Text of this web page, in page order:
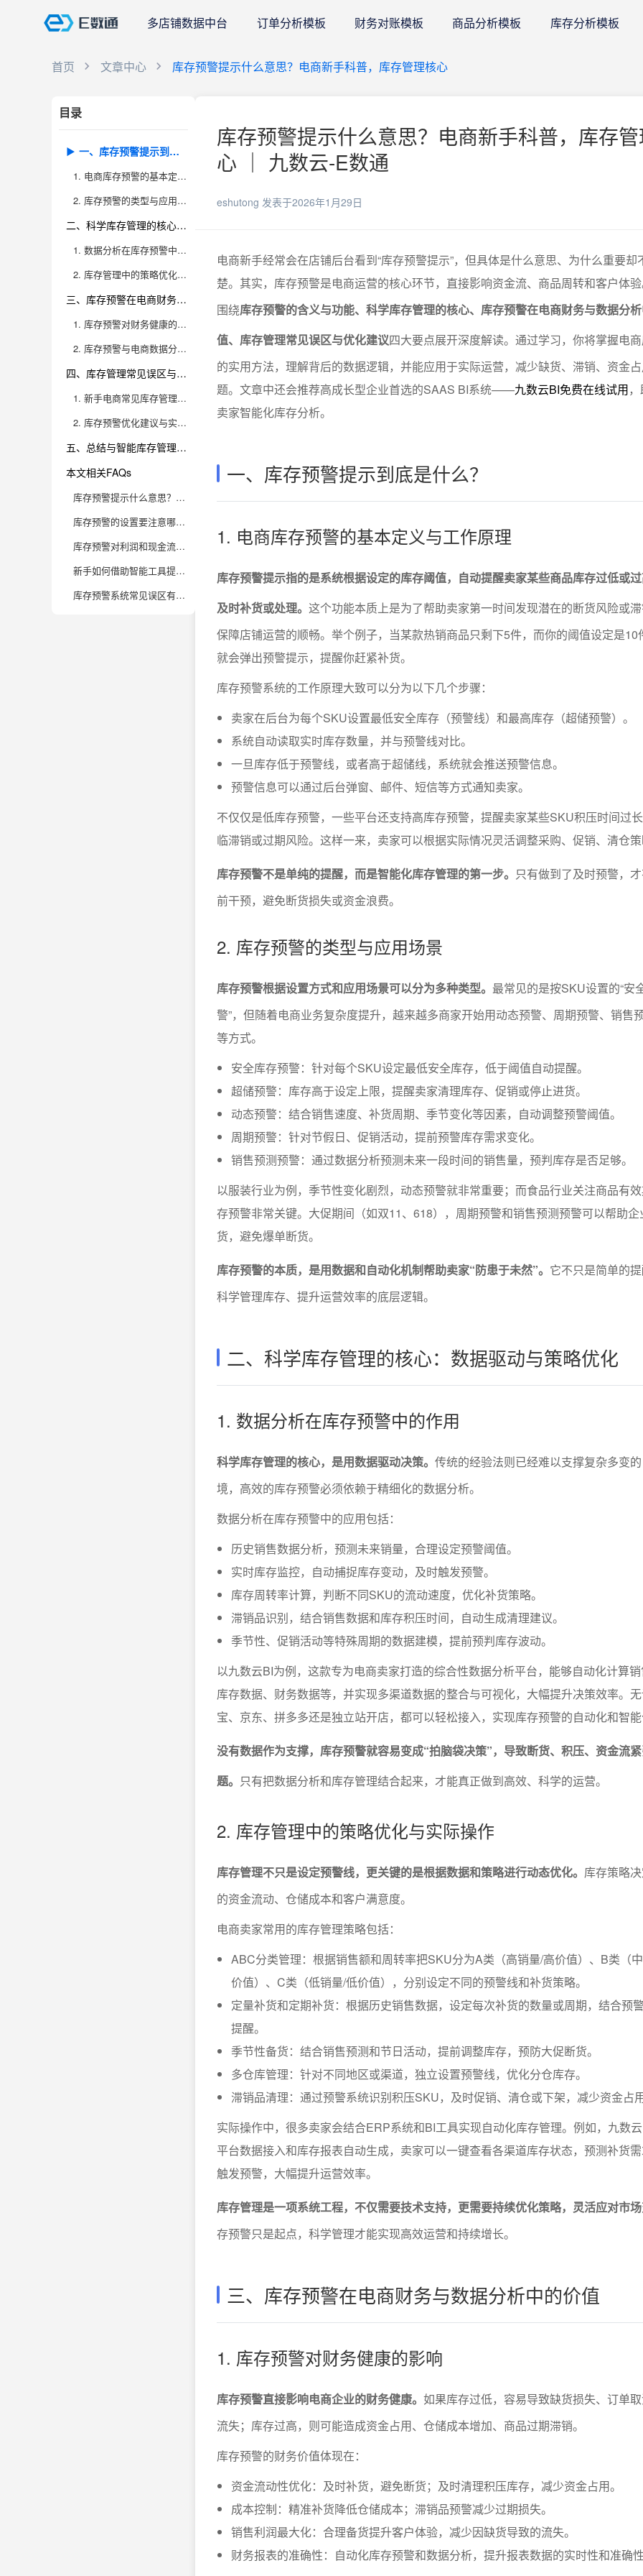
多店铺数据中台 订单分析模板 财务对账模板 商品分析模板 库存分析模板
首页 文章中心 库存预警提示什么意思？电商新手科普，库存管理核心
目录
一、库存预警提示到底是什么？
1. 电商库存预警的基本定义与工作原理
2. 库存预警的类型与应用场景
二、科学库存管理的核心：数据驱动与策略优化
1. 数据分析在库存预警中的作用
2. 库存管理中的策略优化与实际操作
三、库存预警在电商财务与数据分析中的价值
1. 库存预警对财务健康的影响
2. 库存预警与电商数据分析的深度结合
四、库存管理常见误区与优化建议
1. 新手电商常见库存管理误区
2. 库存预警优化建议与实操方法
五、总结与智能库存管理推荐
本文相关FAQs
库存预警提示什么意思？对电商新手来说有什么必要性？
库存预警的设置要注意哪些参数？有什么实用方法？
库存预警对利润和现金流有什么影响？为什么说它是库存管理的核心？
新手如何借助智能工具提升库存预警管理水平？
库存预警系统常见误区有哪些？新手该如何规避？
库存预警提示什么意思？电商新手科普，库存
心 ｜ 九数云-E数通
eshutong 发表于2026年1月29日
电商新手经常会在店铺后台看到“库存预警提示”，但具体是什么意思、为什么重要却
楚。其实，库存预警是电商运营的核心环节，直接影响资金流、商品周转和客户体
围绕库存预警的含义与功能、科学库存管理的核心、库存预警在电商财务与数据分
值、库存管理常见误区与优化建议四大要点展开深度解读。通过学习，你将掌握电
的实用方法，理解背后的数据逻辑，并能应用于实际运营，减少缺货、滞销、资金
题。文章中还会推荐高成长型企业首选的SAAS BI系统——九数云BI免费在线试用
卖家智能化库存分析。
一、库存预警提示到底是什么？
1. 电商库存预警的基本定义与工作原理
库存预警提示指的是系统根据设定的库存阈值，自动提醒卖家某些商品库存过低或
及时补货或处理。 这个功能本质上是为了帮助卖家第一时间发现潜在的断货风险或
保障店铺运营的顺畅。举个例子，当某款热销商品只剩下5件，而你的阈值设定是10
就会弹出预警提示，提醒你赶紧补货。
库存预警系统的工作原理大致可以分为以下几个步骤：
卖家在后台为每个SKU设置最低安全库存（预警线）和最高库存（超储预警）。
系统自动读取实时库存数量，并与预警线对比。
一旦库存低于预警线，或者高于超储线，系统就会推送预警信息。
预警信息可以通过后台弹窗、邮件、短信等方式通知卖家。
不仅仅是低库存预警，一些平台还支持高库存预警，提醒卖家某些SKU积压时间过
临滞销或过期风险。这样一来，卖家可以根据实际情况灵活调整采购、促销、清仓
库存预警不是单纯的提醒，而是智能化库存管理的第一步。 只有做到了及时预警，
前干预，避免断货损失或资金浪费。
2. 库存预警的类型与应用场景
库存预警根据设置方式和应用场景可以分为多种类型。 最常见的是按SKU设置的“安
警”，但随着电商业务复杂度提升，越来越多商家开始用动态预警、周期预警、销售
等方式。
安全库存预警：针对每个SKU设定最低安全库存，低于阈值自动提醒。
超储预警：库存高于设定上限，提醒卖家清理库存、促销或停止进货。
动态预警：结合销售速度、补货周期、季节变化等因素，自动调整预警阈值。
周期预警：针对节假日、促销活动，提前预警库存需求变化。
销售预测预警：通过数据分析预测未来一段时间的销售量，预判库存是否足够。
以服装行业为例，季节性变化剧烈，动态预警就非常重要；而食品行业关注商品有
存预警非常关键。大促期间（如双11、618），周期预警和销售预测预警可以帮助
货，避免爆单断货。
库存预警的本质，是用数据和自动化机制帮助卖家“防患于未然”。 它不只是简单的
科学管理库存、提升运营效率的底层逻辑。
二、科学库存管理的核心：数据驱动与策略优化
1. 数据分析在库存预警中的作用
科学库存管理的核心，是用数据驱动决策。 传统的经验法则已经难以支撑复杂多变
境，高效的库存预警必须依赖于精细化的数据分析。
数据分析在库存预警中的应用包括：
历史销售数据分析，预测未来销量，合理设定预警阈值。
实时库存监控，自动捕捉库存变动，及时触发预警。
库存周转率计算，判断不同SKU的流动速度，优化补货策略。
滞销品识别，结合销售数据和库存积压时间，自动生成清理建议。
季节性、促销活动等特殊周期的数据建模，提前预判库存波动。
以九数云BI为例，这款专为电商卖家打造的综合性数据分析平台，能够自动化计算
库存数据、财务数据等，并实现多渠道数据的整合与可视化，大幅提升决策效率。
宝、京东、拼多多还是独立站开店，都可以轻松接入，实现库存预警的自动化和智
没有数据作为支撑，库存预警就容易变成“拍脑袋决策”，导致断货、积压、资金流
题。 只有把数据分析和库存管理结合起来，才能真正做到高效、科学的运营。
2. 库存管理中的策略优化与实际操作
库存管理不只是设定预警线，更关键的是根据数据和策略进行动态优化。 库存策略
的资金流动、仓储成本和客户满意度。
电商卖家常用的库存管理策略包括：
ABC分类管理：根据销售额和周转率把SKU分为A类（高销量/高价值）、B类（
价值）、C类（低销量/低价值），分别设定不同的预警线和补货策略。
定量补货和定期补货：根据历史销售数据，设定每次补货的数量或周期，结合预
提醒。
季节性备货：结合销售预测和节日活动，提前调整库存，预防大促断货。
多仓库管理：针对不同地区或渠道，独立设置预警线，优化分仓库存。
滞销品清理：通过预警系统识别积压SKU，及时促销、清仓或下架，减少资金占
实际操作中，很多卖家会结合ERP系统和BI工具实现自动化库存管理。例如，九数
平台数据接入和库存报表自动生成，卖家可以一键查看各渠道库存状态，预测补货
触发预警，大幅提升运营效率。
库存管理是一项系统工程，不仅需要技术支持，更需要持续优化策略，灵活应对市
存预警只是起点，科学管理才能实现高效运营和持续增长。
三、库存预警在电商财务与数据分析中的价值
1. 库存预警对财务健康的影响
库存预警直接影响电商企业的财务健康。 如果库存过低，容易导致缺货损失、订单
流失；库存过高，则可能造成资金占用、仓储成本增加、商品过期滞销。
库存预警的财务价值体现在：
资金流动性优化：及时补货，避免断货；及时清理积压库存，减少资金占用。
成本控制：精准补货降低仓储成本；滞销品预警减少过期损失。
销售利润最大化：合理备货提升客户体验，减少因缺货导致的流失。
财务报表的准确性：自动化库存预警和数据分析，提升报表数据的实时性和准确